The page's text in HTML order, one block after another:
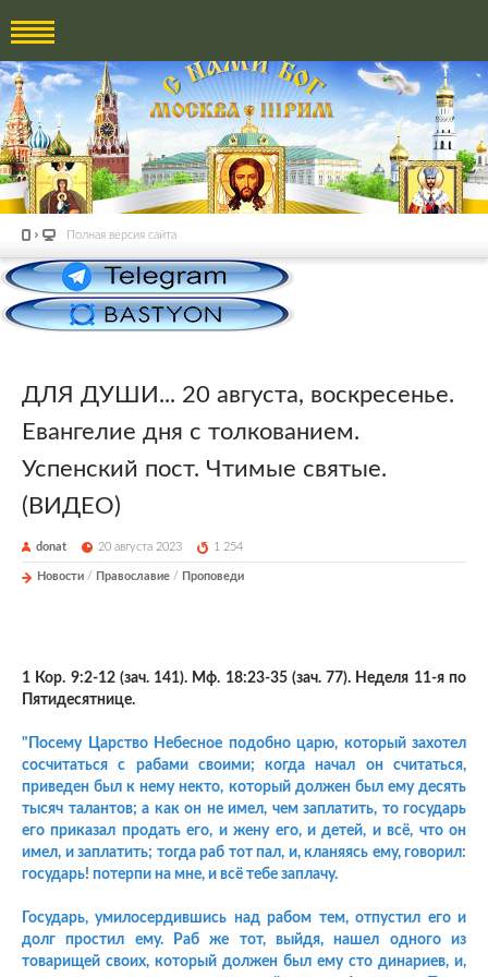
Полная версия сайта
ДЛЯ ДУШИ... 20 августа, воскресенье.
Евангелие дня с толкованием.
Успенский пост. Чтимые святые.
(ВИДЕО)
donat 20 августа 2023 1 254
Новости / Православие / Проповеди
1 Кор. 9:2-12 (зач. 141). Мф. 18:23-35 (зач. 77). Неделя 11-я по
Пятидесятнице.
"Посему Царство Небесное подобно царю, который захотел
сосчитаться с рабами своими; когда начал он считаться,
приведен был к нему некто, который должен был ему десять
тысяч талантов; а как он не имел, чем заплатить, то государь
его приказал продать его, и жену его, и детей, и всё, что он
имел, и заплатить; тогда раб тот пал, и, кланяясь ему, говорил:
государь! потерпи на мне, и всё тебе заплачу.
Государь, умилосердившись над рабом тем, отпустил его и
долг простил ему. Раб же тот, выйдя, нашел одного из
товарищей своих, который должен был ему сто динариев, и,